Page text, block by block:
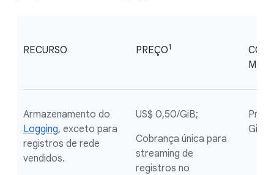
RECURSO PREÇO1
MÊS
Armazenamento do
Logging, exceto para
registros de rede
vendidos.
US$ 0,50/GiB;
Cobrança única para
streaming de
registros no
GiB/